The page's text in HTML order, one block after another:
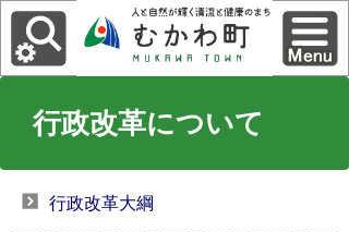
行政改革について
行政改革大綱